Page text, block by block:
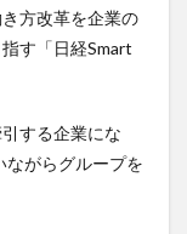
方改革を企業の
す「日経Smart
する企業にな
がらグループを